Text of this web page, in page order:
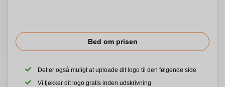
Bed om prisen
Det er også muligt at uploade dit logo til den følgende side
Vi tjekker dit logo gratis inden udskrivning